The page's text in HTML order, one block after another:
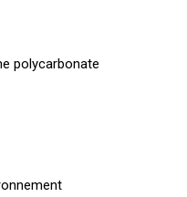
polycarbonate